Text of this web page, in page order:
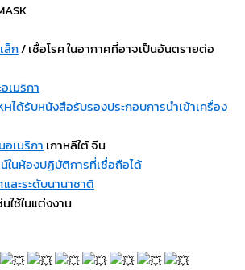
ล็ก/ เชื้อโรค ในอากาศที่อาจเป็นอันตรายต่อ
เมริกา
ได้รับหนังสือรับรองประกอบการนำเข้าเครื่อง
เมริกา เกาหลีใต้ จีน
นห้องปฏิบัติการที่เชื่อถือได้
ละระดับนานาชาติ
นใช้ในแต่งงาน